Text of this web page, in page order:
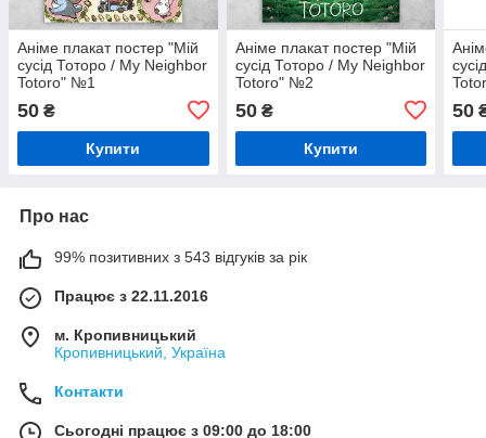
Аніме плакат постер "Мій
сусід Тоторо / My Neighbor
Totoro" №1
50 ₴
Купити
Аніме плакат постер "Мій
сусід Тоторо / My Neighbor
Totoro" №2
50₴
Купити
50
Про нас
99% позитивних з 543 відгуків за рік
Працює з 22.11.2016
м. Кропивницький
Кропивницький, Україна
Контакти
Сьогодні працює з 09:00 до 18:00